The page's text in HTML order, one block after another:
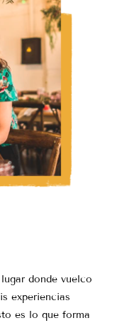
donde vuelco
experiencias
es lo que forma